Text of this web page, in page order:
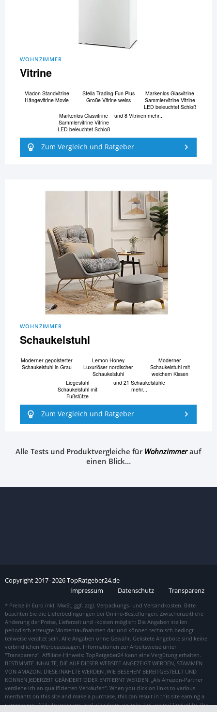
WOHNZIMMER
Vitrine
Vladon Standvitrine
Hängevitrine Movie
Stella Trading Fun Plus
Große Vitrine weiss
Markenlos Glasvitrine
Sammlervitrine Vitrine
LED beleuchtet Schloß
Markenlos Glasvitrine
Sammlervitrine Vitrine
LED beleuchtet Schloß
und 8 Vitrinen mehr...
Zum Vergleich und Ratgeber
WOHNZIMMER
Schaukelstuhl
Moderner gepolsterter
Schaukelstuhl in Grau
Lemon Honey
Luxuriöser nordischer
Schaukelstuhl
Moderner
Schaukelstuhl mit
weichem Kissen
Liegestuhl
Schaukelstuhl mit
Fußstütze
und 21 Schaukelstühle
mehr...
Zum Vergleich und Ratgeber
Alle Tests und Produktvergleiche fürWohnzimmerauf
einen Blick…
Copyright2017–2026TopRatgeber24.de
Impressum
Datenschutz Transparenz